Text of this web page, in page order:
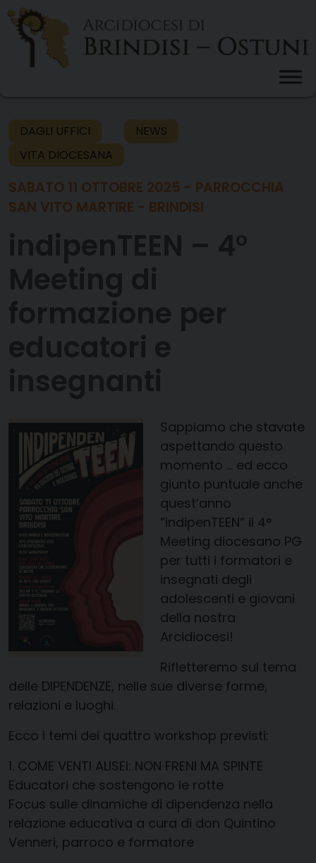
Skip
content
DAGLI UFFICI
NEWS
VITA DIOCESANA
SABATO 11 OTTOBRE 2025 - PARROCCHIA
SAN VITO MARTIRE - BRINDISI
Sappiamo che stavate
aspettando questo
momento … ed ecco
giunto puntuale anche
quest’anno
”indipenTEEN” il 4°
Meeting diocesano PG
per tutti i formatori e
insegnati degli
adolescenti e giovani
della nostra
Arcidiocesi!
Rifletteremo sul tema
delle DIPENDENZE, nelle sue diverse forme,
relazioni e luoghi.
Ecco i temi dei quattro workshop previsti:
1. COME VENTI ALISEI: NON FRENI MA SPINTE
Educatori che sostengono le rotte
Focus sulle dinamiche di dipendenza nella
relazione educativa a cura di don Quintino
Venneri, parroco e formatore